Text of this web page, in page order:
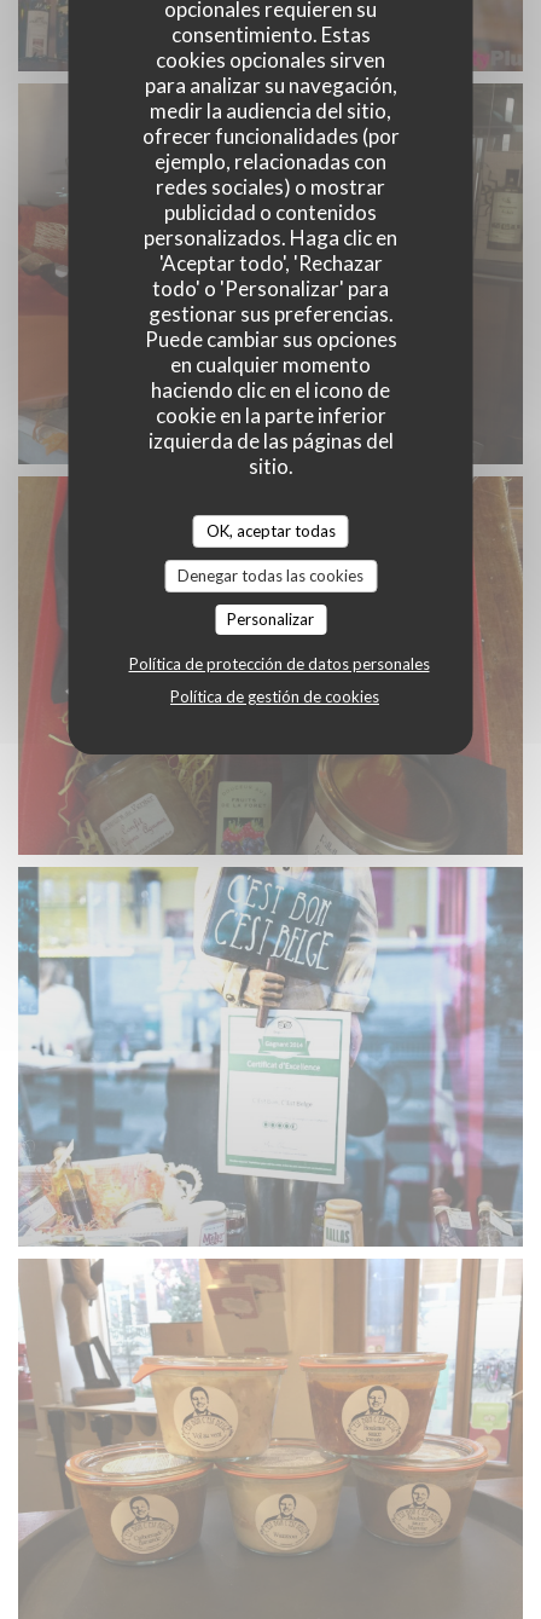
opcionales requieren su
consentimiento. Estas
cookies opcionales sirven
para analizar su navegación,
medir la audiencia del sitio,
ofrecer funcionalidades (por
ejemplo, relacionadas con
redes sociales) o mostrar
publicidad o contenidos
personalizados. Haga clic en
'Aceptar todo', 'Rechazar
todo' o 'Personalizar' para
gestionar sus preferencias.
Puede cambiar sus opciones
en cualquier momento
haciendo clic en el icono de
cookie en la parte inferior
izquierda de las páginas del
sitio.
OK, aceptar todas
Denegar todas las cookies
Personalizar
Política de protección de datos personales
Política de gestión de cookies